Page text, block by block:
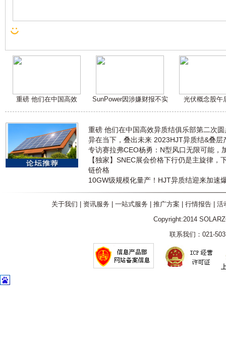
重磅 他们在中国高效 SunPower因涉嫌财报不实 光伏概念股午
重磅 他们在中国高效异质结俱乐部第二次
异在当下，叠出未来 2023HJT异质结&叠层
专访赛拉弗CEO杨勇：N型风口无限可能，
【独家】SNEC展会价格下行仍是主旋律，
链价格
10GW级规模化量产！HJT异质结迎来加速
关于我们 资讯服务 一站式服务 推广方案 行情报告| 活
Copyright:2014
联系我们：021-